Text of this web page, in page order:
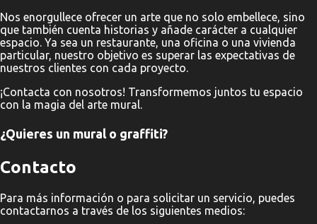
Nos enorgullece ofrecer un arte que no solo embellece, sino
que también cuenta historias y añade carácter a cualquier
espacio. Ya sea un restaurante, una oficina o una vivienda
particular, nuestro objetivo es superar las expectativas de
nuestros clientes con cada proyecto.
¡Contacta con nosotros! Transformemos juntos tu espacio
con la magia del arte mural.
¿Quieres un mural o graffiti?
Contacto
Para más información o para solicitar un servicio, puedes
contactarnos a través de los siguientes medios: